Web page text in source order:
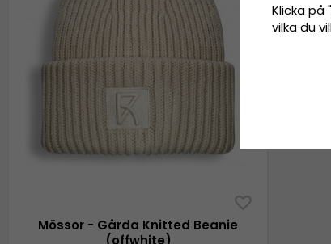
Mössor - Gårda Knitted Beanie
(offwhite)
Klicka på
vilka du